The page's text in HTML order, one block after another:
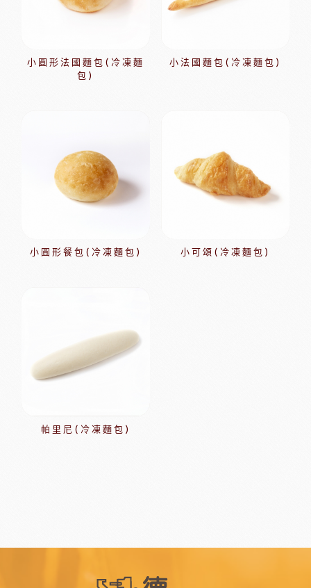
小圓形法國麵包(冷凍麵
包)
小法國麵包(冷凍麵包)
小圓形餐包(冷凍麵包) 小可頌(冷凍麵包)
帕里尼(冷凍麵包)